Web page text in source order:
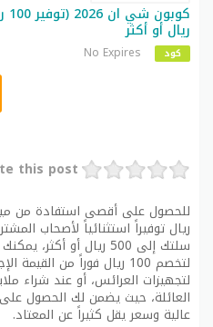
ريال أو أكثر
كود No Expires
this post
ريال توفيراً استثنائياً لأصحاب
سلتك إلى 500 ريال أو
لتخصم 100 ريال فوراً من
لتجهيزات العرائس، أو عند شراء
العائلة، حيث يضمن لك الحصول
عالية وسعر يقل كثيراً عن المعتاد.